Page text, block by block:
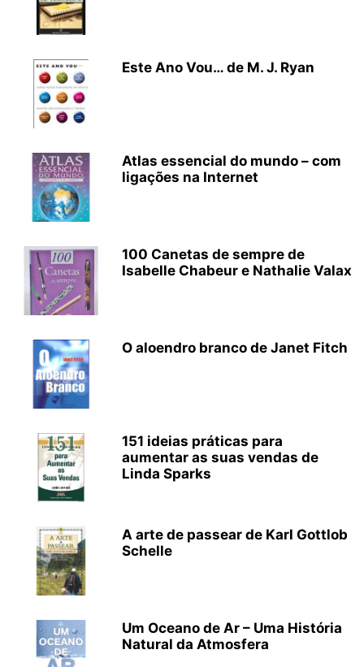
Este Ano Vou… de M. J. Ryan
Atlas essencial do mundo – com
ligações na Internet
100 Canetas de sempre de
Isabelle Chabeur e Nathalie Valax
O aloendro branco de Janet Fitch
151 ideias práticas para
aumentar as suas vendas de
Linda Sparks
A arte de passear de Karl Gottlob
Schelle
Um Oceano de Ar – Uma História
Natural da Atmosfera